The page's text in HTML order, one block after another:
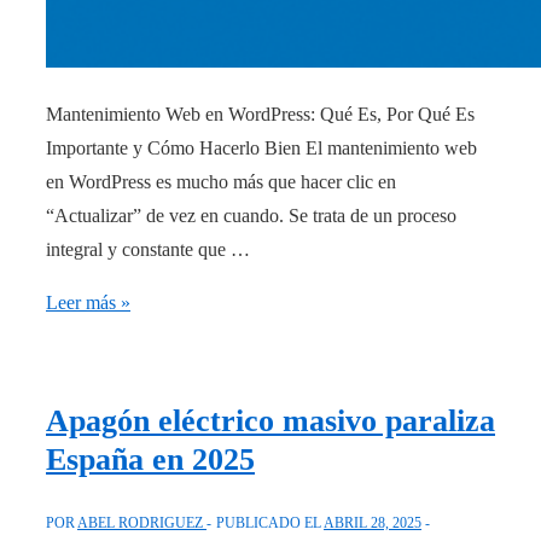
Mantenimiento Web en WordPress: Qué Es, Por Qué Es
Importante y Cómo Hacerlo Bien El mantenimiento web
en WordPress es mucho más que hacer clic en
“Actualizar” de vez en cuando. Se trata de un proceso
integral y constante que …
Mantenimiento
Leer más »
Apagón eléctrico masivo paraliza
España en 2025
PORABEL RODRIGUEZ PUBLICADO ELABRIL 28, 2025